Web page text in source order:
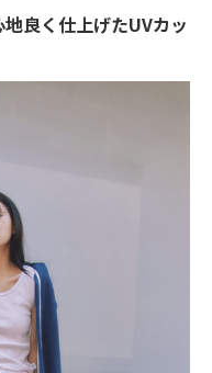
良く仕上げたUVカッ